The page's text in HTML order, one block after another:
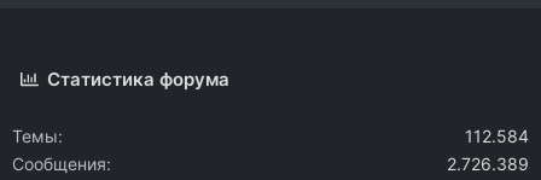
Статистика форума
Темы
112.584
Сообщения
2.726.389